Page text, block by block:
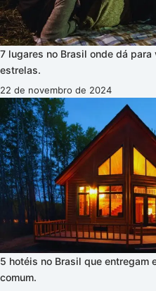
7 lugares no Brasil onde dá para
estrelas.
22 de novembro de 2024
5 hotéis no Brasil que entregam
comum.